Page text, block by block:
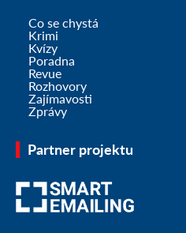
Co se chystá
Krimi
Kvízy
Poradna
Revue
Rozhovory
Zajímavosti
Zprávy
Partner projektu